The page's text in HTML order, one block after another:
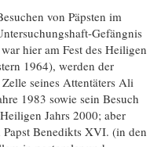
von Päpsten im
Gefängnis
hier am Fest des Heiligen
1964), werden der
seines Attentäters Ali
1983 sowie sein Besuch
Jahrs 2000; aber
Benedikts XVI. (in den